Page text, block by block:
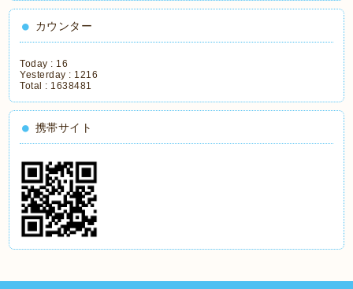
カウンター
Today : 16
Yesterday : 1216
Total : 1638481
携帯サイト